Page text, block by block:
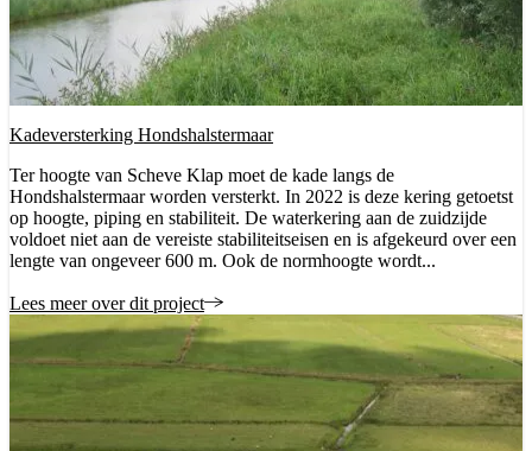
Kadeversterking Hondshalstermaar
Ter hoogte van Scheve Klap moet de kade langs de
Hondshalstermaar worden versterkt. In 2022 is deze kering getoetst
op hoogte, piping en stabiliteit. De waterkering aan de zuidzijde
voldoet niet aan de vereiste stabiliteitseisen en is afgekeurd over een
lengte van ongeveer 600 m. Ook de normhoogte wordt...
Lees meer over dit project